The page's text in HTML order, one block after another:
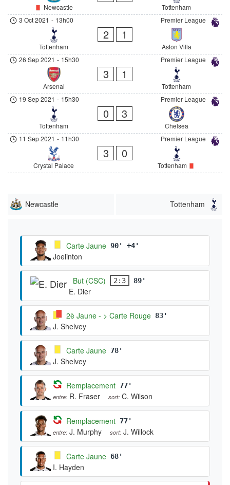
Newcastle
Tottenham
Premier League
3 Oct 2021 - 13h00
Tottenham
2 1
Aston Villa
Premier League
26 Sep 2021 - 15h30
Arsenal
3 1
Tottenham
Premier League
19 Sep 2021 - 15h30
Tottenham
0 3
Chelsea
Premier League
11 Sep 2021 - 11h30
Crystal Palace
3 0
Tottenham
Newcastle Tottenham
Carte Jaune 90' +4'
Joelinton
But (CSC) 2:3 89'
E. Dier
2è Jaune - > Carte Rouge 83'
J. Shelvey
Carte Jaune 78'
J. Shelvey
Remplacement 77'
entre: R. Fraser sort: C. Wilson
Remplacement 77'
entre: J. Murphy sort: J. Willock
Carte Jaune 68'
I. Hayden